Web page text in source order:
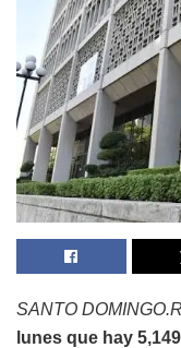
SANTO
lunes que hay